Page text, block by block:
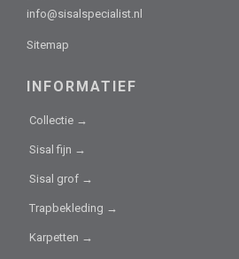
info@sisalspecialist.nl
Sitemap
INFORMATIEF
Collectie →
Sisal fijn →
Sisal grof →
Trapbekleding →
Karpetten →